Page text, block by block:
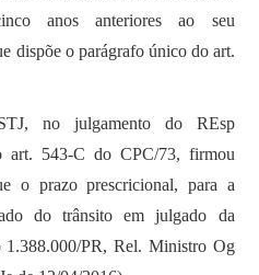
anos anteriores ao seu
dispõe o parágrafo único do art.
no julgamento do REsp
art. 543-C do CPC/73, firmou
o prazo prescricional, para a
do trânsito em julgado da
1.388.000/PR, Rel. Ministro Og